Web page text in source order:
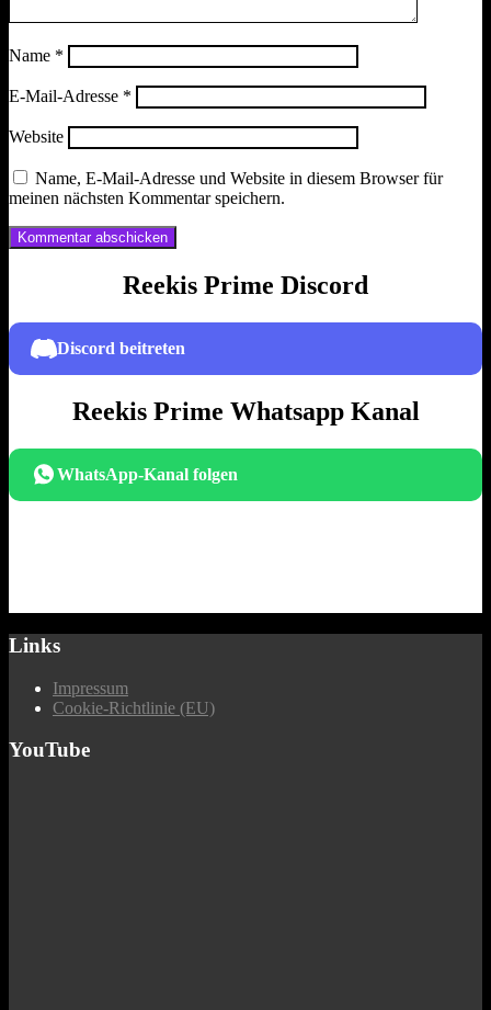
Name *
E-Mail-Adresse *
Website
Name, E-Mail-Adresse und Website in diesem Browser für
meinen nächsten Kommentar speichern.
Reekis Prime Discord
Discord beitreten
Reekis Prime Whatsapp Kanal
WhatsApp-Kanal folgen
Links
Impressum
Cookie-Richtlinie (EU)
YouTube